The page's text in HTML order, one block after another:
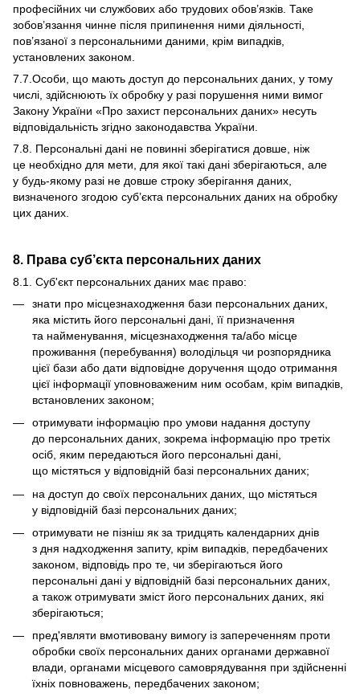
професійних чи службових або трудових обов’язків. Таке
зобов’язання чинне після припинення ними діяльності,
пов’язаної з персональними даними, крім випадків,
установлених законом.
7.7.Особи, що мають доступ до персональних даних, у тому
числі, здійснюють їх обробку у разі порушення ними вимог
Закону України «Про захист персональних даних» несуть
відповідальність згідно законодавства України.
7.8. Персональні дані не повинні зберігатися довше, ніж
це необхідно для мети, для якої такі дані зберігаються, але
у будь-якому разі не довше строку зберігання даних,
визначеного згодою суб’єкта персональних даних на обробку
цих даних.
8. Права суб’єкта персональних даних
8.1. Суб'єкт персональних даних має право:
знати про місцезнаходження бази персональних даних,
яка містить його персональні дані, її призначення
та найменування, місцезнаходження та/або місце
проживання (перебування) володільця чи розпорядника
цієї бази або дати відповідне доручення щодо отримання
цієї інформації уповноваженим ним особам, крім випадків,
встановлених законом;
отримувати інформацію про умови надання доступу
до персональних даних, зокрема інформацію про третіх
осіб, яким передаються його персональні дані,
що містяться у відповідній базі персональних даних;
на доступ до своїх персональних даних, що містяться
у відповідній базі персональних даних;
отримувати не пізніш як за тридцять календарних днів
з дня надходження запиту, крім випадків, передбачених
законом, відповідь про те, чи зберігаються його
персональні дані у відповідній базі персональних даних,
а також отримувати зміст його персональних даних, які
зберігаються;
пред'являти вмотивовану вимогу із запереченням проти
обробки своїх персональних даних органами державної
влади, органами місцевого самоврядування при здійсненні
їхніх повноважень, передбачених законом;